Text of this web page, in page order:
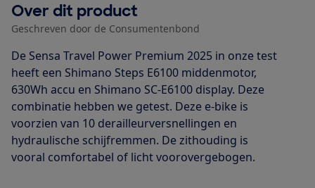
Over dit product
Geschreven door de Consumentenbond
De Sensa Travel Power Premium 2025 in onze test
heeft een Shimano Steps E6100 middenmotor,
630Wh accu en Shimano SC-E6100 display. Deze
combinatie hebben we getest. Deze e-bike is
voorzien van 10 derailleurversnellingen en
hydraulische schijfremmen. De zithouding is
vooral comfortabel of licht voorovergebogen.